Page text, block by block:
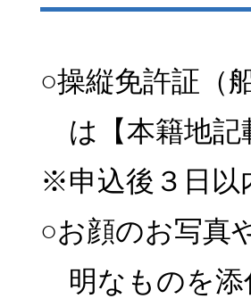
○操縦免許証（
は【本籍地
※申込後３日以
○お顔のお写真
明なものを